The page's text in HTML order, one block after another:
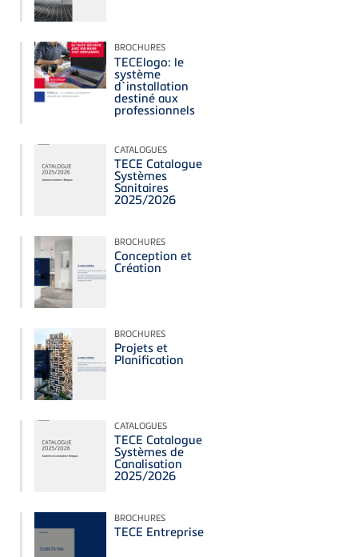
BROCHURES
TECElogo: le
système
d`installation
destiné aux
professionnels
CATALOGUES
TECE Catalogue
Systèmes
Sanitaires
2025/2026
BROCHURES
Conception et
Création
BROCHURES
Projets et
Planification
CATALOGUES
TECE Catalogue
Systèmes de
Canalisation
2025/2026
BROCHURES
TECE Entreprise